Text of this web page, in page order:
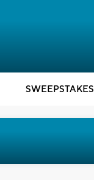
SWEEPSTAKES